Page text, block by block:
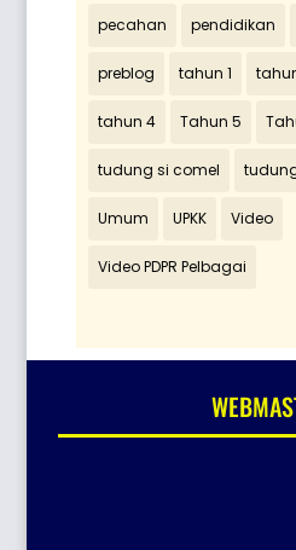
pecahan pendidikan
preblog tahun 1
tahun 4 Tahun 5
tudung si comel
Umum UPKK Video
Video PDPR Pelbagai